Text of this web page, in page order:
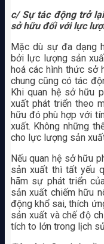
c/ Sự tác động trở
sở hữu đối với lực
Mặc dù sự đa dạng
bởi lực lượng sản
hoá các hình thức sở
chung cũng có tác
Khi quan hệ sở hữu
xuất phát triển theo
hữu đó phù hợp với
xuất. Không những
cho lực lượng sản
Nếu quan hệ sở hữu
sản xuất thì tất yếu
hãm sự phát triển
sản xuất chiếm hữu
động khổ sai, thích
sản xuất và chế độ
tích to lớn trong lịch